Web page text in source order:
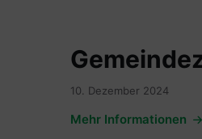
10. Dezember 2024
Mehr Informationen